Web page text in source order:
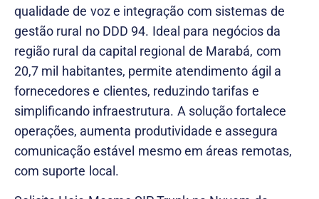
qualidade de voz e integração com sistemas de
gestão rural no DDD 94. Ideal para negócios da
região rural da capital regional de Marabá, com
20,7 mil habitantes, permite atendimento ágil a
fornecedores e clientes, reduzindo tarifas e
simplificando infraestrutura. A solução fortalece
operações, aumenta produtividade e assegura
comunicação estável mesmo em áreas remotas,
com suporte local.